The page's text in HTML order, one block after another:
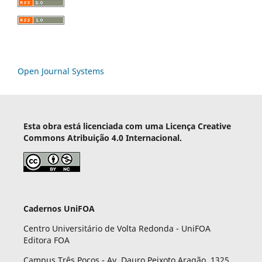
Open Journal Systems
Esta obra está licenciada com uma Licença Creative
Commons Atribuição 4.0 Internacional.
Cadernos UniFOA
Centro Universitário de Volta Redonda - UniFOA
Editora FOA
Campus Três Poços - Av. Dauro Peixoto Aragão, 1325,